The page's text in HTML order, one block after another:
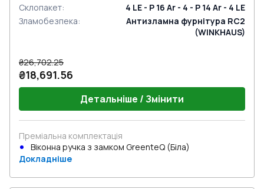
Склопакет:
4 LE - P 16 Ar - 4 - P 14 Ar - 4 LE
Зламобезпека:
Антизламна фурнітура RC2
(WINKHAUS)
₴26,702.25
₴18,691.56
Детальніше / Змінити
Преміальна комплектація
Віконна ручка з замком GreenteQ (Біла)
Докладніше